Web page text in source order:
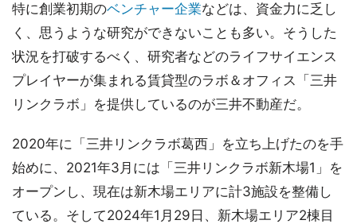
特に創業初期のベンチャー企業などは、資金力に乏し
く、思うような研究ができないことも多い。そうした
状況を打破するべく、研究者などのライフサイエンス
プレイヤーが集まれる賃貸型のラボ＆オフィス「三井
リンクラボ」を提供しているのが三井不動産だ。
2020年に「三井リンクラボ葛西」を立ち上げたのを手
始めに、2021年3月には「三井リンクラボ新木場1」を
オープンし、現在は新木場エリアに計3施設を整備し
ている。そして2024年1月29日、新木場エリア2棟目